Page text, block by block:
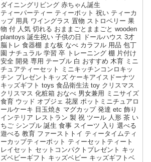
ダイニングリビング 赤ちゃん誕生
ティーパーティー ティーポット 祝い ティーカ
ップ 用具 ワイングラス 置物 ストロベリー 果
物 付 人気 切れる おままごとままごと wooden
plantoys 誕生祝い 子供の日 ドールハウス 3才
脳トレ 食器棚 まな板 なべ カラフル 用品 包丁
園 ナチュラル 学習 卒 トレーニング 棚 片付け
安全 開発 専用 テーブル 白 おすすめ 木育 ミニ
チュアティーセット ミニキッチンコンロキッ
チン プレゼントキッズ ケーキアイスドーナツ
キッズギフト toys 食品衛生法 toy クリスマス
クリスマス 化粧箱 おなべ 男女兼用 ミニサイズ
食育 ウッド オブジェ 花屋 ポットミニチュアロ
ールケーキ 目玉焼き マグカップ 発達 etc 飾り
インテリア レストラン 製 祝 ツール 人形 茶 い
ちご シンプル 誕生 食事 スイーツ 入り 選べる
遊べる 教育 ファーストトイ ティータイムティ
ーカップティーポット ティーセットティート
レイセット セットコンパクトプレゼント キッ
ズベビーギフト キッズベビー キッズギフトベ